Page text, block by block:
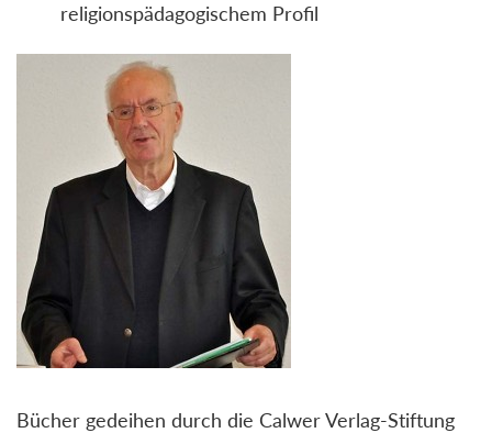
religionspädagogischem Profil
Bücher gedeihen durch die Calwer Verlag-Stiftung